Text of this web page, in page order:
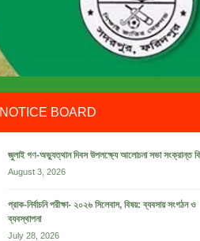
NOTICE BOARD
জুলাই গণ-অভ্যুত্থান দিবস উপলক্ষ্যে আলোচনা সভা সংক্রান্ত
August 3, 2026
প্রাক-নির্বাচনি পরীক্ষা- ২০২৬ সিলেবাস, বিষয়: ব্যবসায় সংগঠন ও
ব্যবস্থাপনা
July 28, 2026